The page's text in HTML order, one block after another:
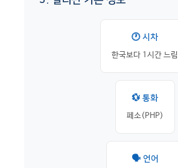
🕐 시차
한국보다 1시간 느림
💱 통화
페소(PHP)
🗣️ 언어